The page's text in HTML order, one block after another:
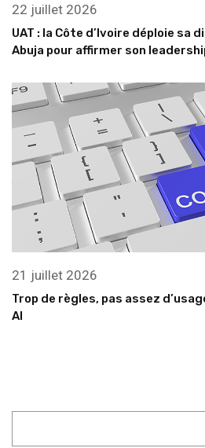
22 juillet 2026
UAT : la Côte d’Ivoire déploie sa
Abuja pour affirmer son
21 juillet 2026
Trop de règles, pas assez
AI